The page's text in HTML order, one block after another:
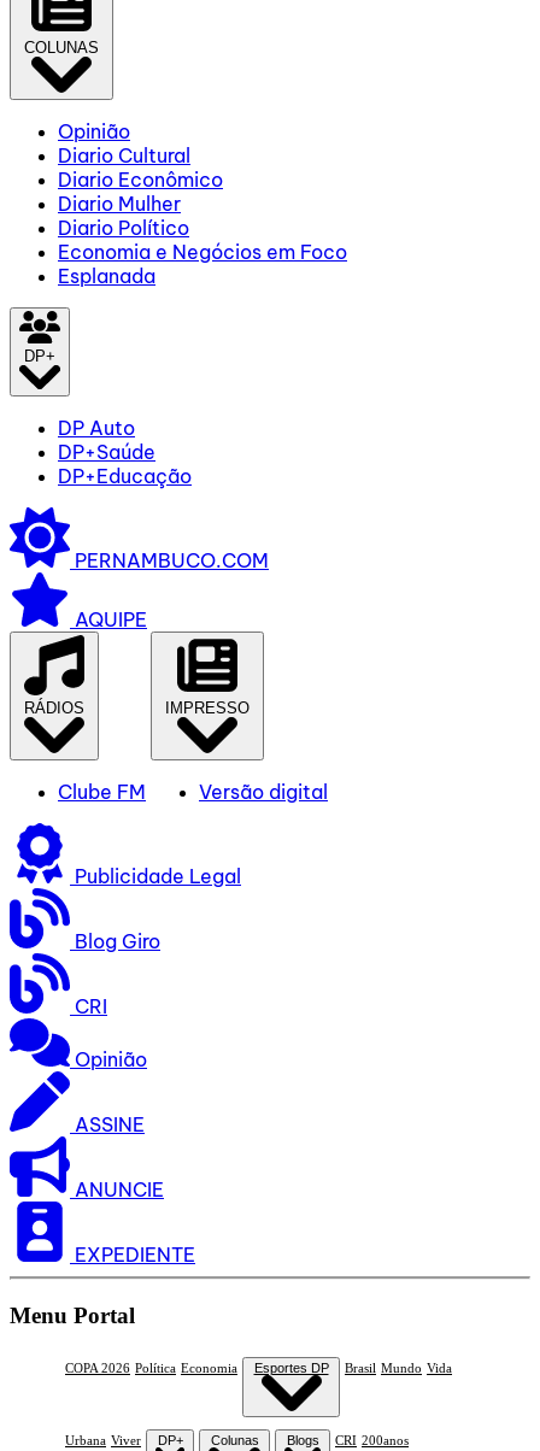
COLUNAS
Opinião
Diario Cultural
Diario Econômico
Diario Mulher
Diario Político
Economia e Negócios em Foco
Esplanada
DP+
DP Auto
DP+Saúde
DP+Educação
PERNAMBUCO.COM
AQUIPE
RÁDIOS
Clube FM
IMPRESSO
Versão digital
Publicidade Legal
Blog Giro
CRI
Opinião
ASSINE
ANUNCIE
EXPEDIENTE
Menu Portal
COPA 2026 Política Economia Esportes DP Brasil Mundo Vida
Urbana Viver DP+ Colunas Blogs CRI 200anos